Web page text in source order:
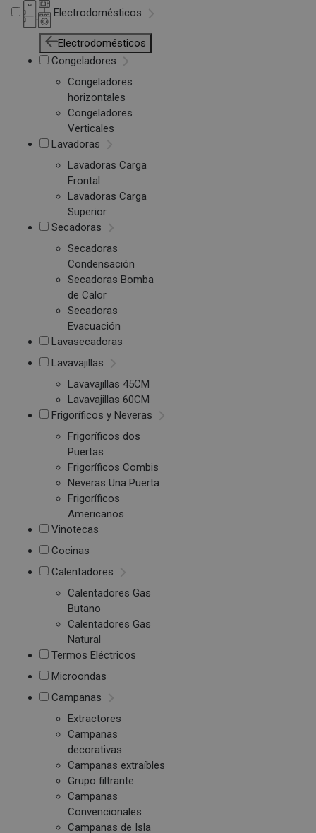
Electrodomésticos
Electrodomésticos
Congeladores
Congeladores
horizontales
Congeladores
Verticales
Lavadoras
Lavadoras Carga
Frontal
Lavadoras Carga
Superior
Secadoras
Secadoras
Condensación
Secadoras Bomba
de Calor
Secadoras
Evacuación
Lavasecadoras
Lavavajillas
Lavavajillas 45CM
Lavavajillas 60CM
Frigoríficos y Neveras
Frigoríficos dos
Puertas
Frigoríficos Combis
Neveras Una Puerta
Frigoríficos
Americanos
Vinotecas
Cocinas
Calentadores
Calentadores Gas
Butano
Calentadores Gas
Natural
Termos Eléctricos
Microondas
Campanas
Extractores
Campanas
decorativas
Campanas extraíbles
Grupo filtrante
Campanas
Convencionales
Campanas de Isla